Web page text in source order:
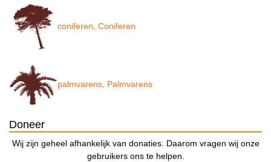
coniferen, Coniferen
palmvarens, Palmvarens
Doneer
Wij zijn geheel afhankelijk van donaties. Daarom vragen wij onze
gebruikers ons te helpen.